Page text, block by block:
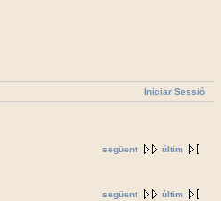
Iniciar Sessió
següent últim
següent últim